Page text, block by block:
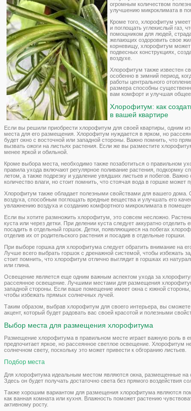
огромным количеством
улучшению микроклимата в
Кроме того, хлорофитум
и поглощать углекислый газ,
помощником для людей,
желающих оздоровить свое
корневищу, хлорофитум может
подвесных конструкциях,
воздухе.
Хлорофитум также известен
особенно в зимний период,
работы центрального
размера способны
вам комфорт и улучшая общее
Хлорофитум: как
в вашей квартире
Если вы решили приобрести хлорофитум для своей квартиры, одним
места для его размещения. Хлорофитум нуждается в ярком, но
будет окно с восточной или западной стороны. Важно помнить, что
вызвать ожоги на листьях растения. Если же вы разместите
менее яркой и обильной.
Кроме выбора места, необходимо также позаботиться о правильном
правила ухода включают регулярное поливание растения, подкормку
летом, а также подрезку и удаление увядших листьев и побегов. Важно
количество влаги, но стоит помнить, что стоячая вода в горшке может
Хлорофитум также обладает полезными свойствами для вашего дома.
воздуха, способным поглощать вредные вещества и улучшать его
увлажнению воздуха и созданию комфортного микроклимата в
Если вы хотите размножить хлорофитум, это совсем несложно.
куста или через детки. При делении куста следует аккуратно отделить
посадить в отдельный горшок. Детки, появляющиеся на побегах
отделив их от родительского растения и посадив в отдельные горшки.
При выборе горшка для хлорофитума следует обратить внимание на
Лучше всего выбрать горшок с дренажной системой, чтобы избежать
стоит помнить, что хлорофитум отлично выглядит в горшках из
или глина.
Освещение является еще одним важным аспектом ухода за
рассеянное освещение. Лучшими местами для размещения
западной стороны. Если ваше помещение имеет окна с южной стороны,
чтобы избежать прямых солнечных лучей.
Таким образом, выбрав хлорофитум для своего интерьера, вы
акцент, который будет радовать вас своей красотой и полезными
Выбор места для размещения хлорофитума
Размещение хлорофитума в правильном месте играет важную роль в
предпочитает яркое, но рассеянное светлое освещение. Хлорофитум
солнечном свету, поскольку это может привести к обгоранию листьев.
Подбор места
Для хлорофитума идеальным местом являются окна, размещенные на
Здесь он будет получать достаточно света без прямого воздействия
Также хорошим вариантом для размещения хлорофитума являются
как ванная комната или кухня. Влажность поможет растению
активному росту.